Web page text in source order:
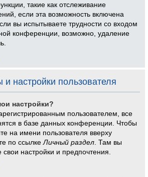
такие как отслеживание
если эта возможность включена
вы испытываете трудности со входом
конференции, возможно, удаление
настройки пользователя
настройки?
пользователем, все
в базе данных конференции. Чтобы
на имени пользователя вверху
по ссылкеЛичный раздел . Там вы
настройки и предпочтения.